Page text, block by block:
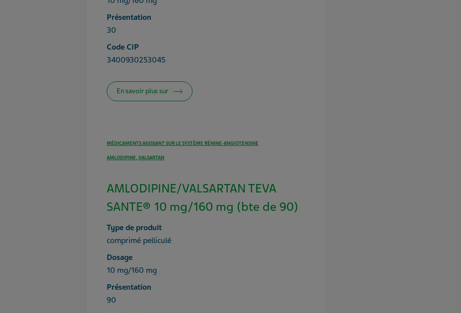
Présentation
30
Code CIP
3400930253045
En savoir plus sur
MÉDICAMENTS AGISSANT SUR LE SYSTÈME RÉNINE-ANGIOTENSINE
AMLODIPINE, VALSARTAN
AMLODIPINE/VALSARTAN TEVA
SANTE® 10 mg/160 mg (bte de 90)
Type de produit
comprimé pelliculé
Dosage
10 mg/160 mg
Présentation
90